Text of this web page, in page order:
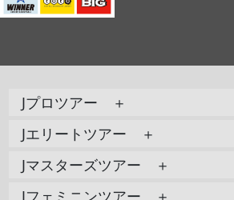
Jプロツアー ＋
Jエリートツアー ＋
Jマスターズツアー ＋
Jフェミニンツアー ＋